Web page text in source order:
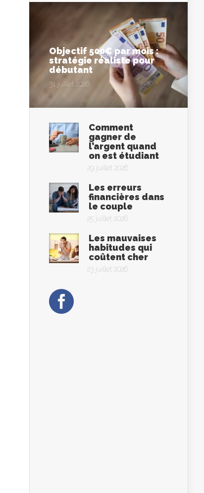
Objectif 500€ par mois :
stratégie réaliste pour
débutant
31 juillet 2026
Comment
gagner de
l’argent quand
on est étudiant
29 juillet 2026
Les erreurs
financières dans
le couple
25 juillet 2026
Les mauvaises
habitudes qui
coûtent cher
23 juillet 2026